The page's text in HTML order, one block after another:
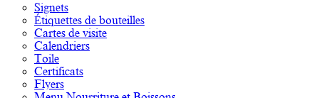
Signets
Étiquettes de bouteilles
Cartes de visite
Calendriers
Toile
Certificats
Flyers